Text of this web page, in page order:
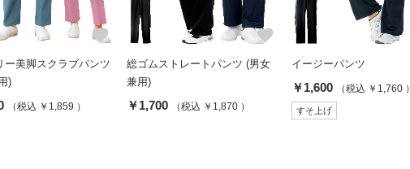
favorite
ー美脚スクラブパンツ
)
（税込 ￥1,859 ）
favorite
総ゴムストレートパンツ (男女
兼用)
￥1,700 （税込 ￥1,870 ）
イージーパンツ
￥1,600 （税込 ￥1,760 ）
すそ上げ